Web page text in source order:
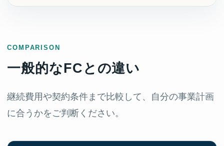
COMPARISON
一般的なFCとの違い
継続費用や契約条件まで比較して、自分の事業計画
に合うかをご判断ください。